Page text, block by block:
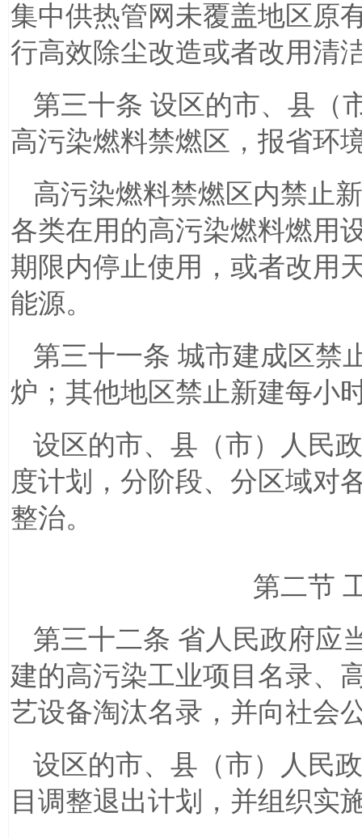
集中供热管网未覆盖地区原
行高效除尘改造或者改用清
第三十条 设区的市、县（
高污染燃料禁燃区，报省环
高污染燃料禁燃区内禁止
各类在用的高污染燃料燃用
期限内停止使用，或者改用
能源。
第三十一条 城市建成区禁
炉；其他地区禁止新建每小
设区的市、县（市）人民
度计划，分阶段、分区域对
整治。
第二节
第三十二条 省人民政府应
建的高污染工业项目名录、
艺设备淘汰名录，并向社会
设区的市、县（市）人民
目调整退出计划，并组织实